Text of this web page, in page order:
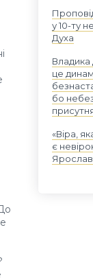
у 10-ту
Духа
Владика
це
бо
«Віра,
є